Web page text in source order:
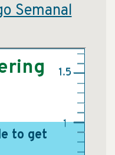
Semanal